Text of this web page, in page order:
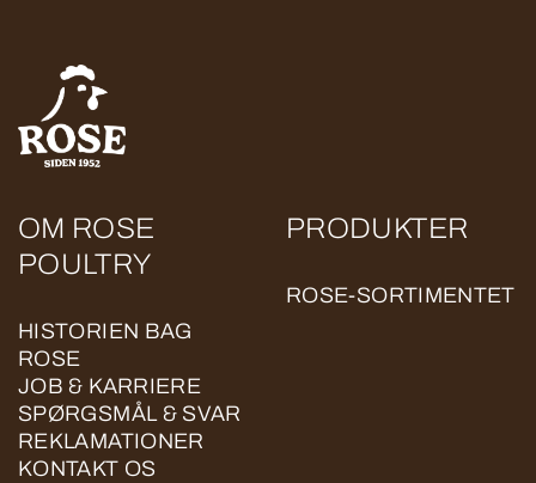
OM ROSE
POULTRY
HISTORIEN BAG
ROSE
JOB & KARRIERE
SPØRGSMÅL & SVAR
REKLAMATIONER
KONTAKT OS
PRODUKTER
ROSE-SORTIMENTET